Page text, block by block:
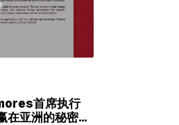
首席执行
在亚洲的秘密原